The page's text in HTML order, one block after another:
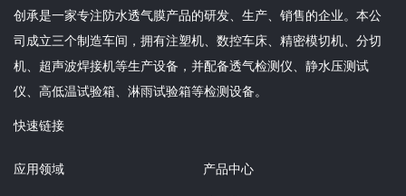
创承是一家专注防水透气膜产品的研发、生产、销售的企业。本公
司成立三个制造车间，拥有注塑机、数控车床、精密模切机、分切
机、超声波焊接机等生产设备，并配备透气检测仪、静水压测试
仪、高低温试验箱、淋雨试验箱等检测设备。
快速链接
应用领域 产品中心